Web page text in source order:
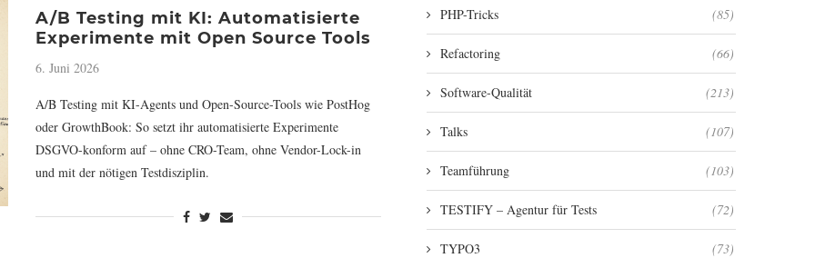
A/B Testing mit KI: Automatisierte
Experimente mit Open Source Tools
6. Juni 2026
A/B Testing mit KI-Agents und Open-Source-Tools wie PostHog
oder GrowthBook: So setzt ihr automatisierte Experimente
DSGVO-konform auf – ohne CRO-Team, ohne Vendor-Lock-in
und mit der nötigen Testdisziplin.
PHP-Tricks (85)
Refactoring (66)
Software-Qualität (213)
Talks (107)
Teamführung (103)
TESTIFY – Agentur für Tests (72)
TYPO3 (73)